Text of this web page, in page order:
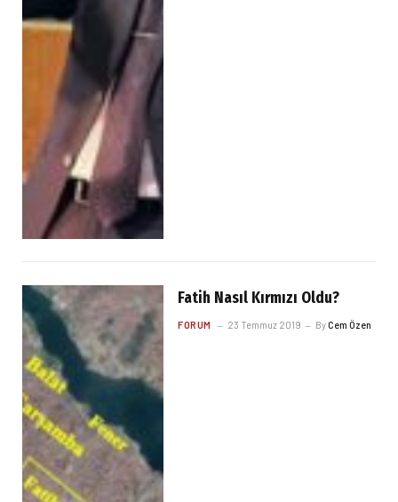
Fatih Nasıl Kırmızı Oldu?
FORUM 23 Temmuz 2019 ByCem Özen